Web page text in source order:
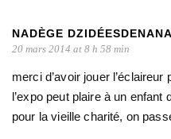
NADÈGE DZIDÉESDENANA
20 mars 2014 at 8 h 58 min
merci d’avoir jouer
l’expo peut plaire à un
pour la vieille charité, on